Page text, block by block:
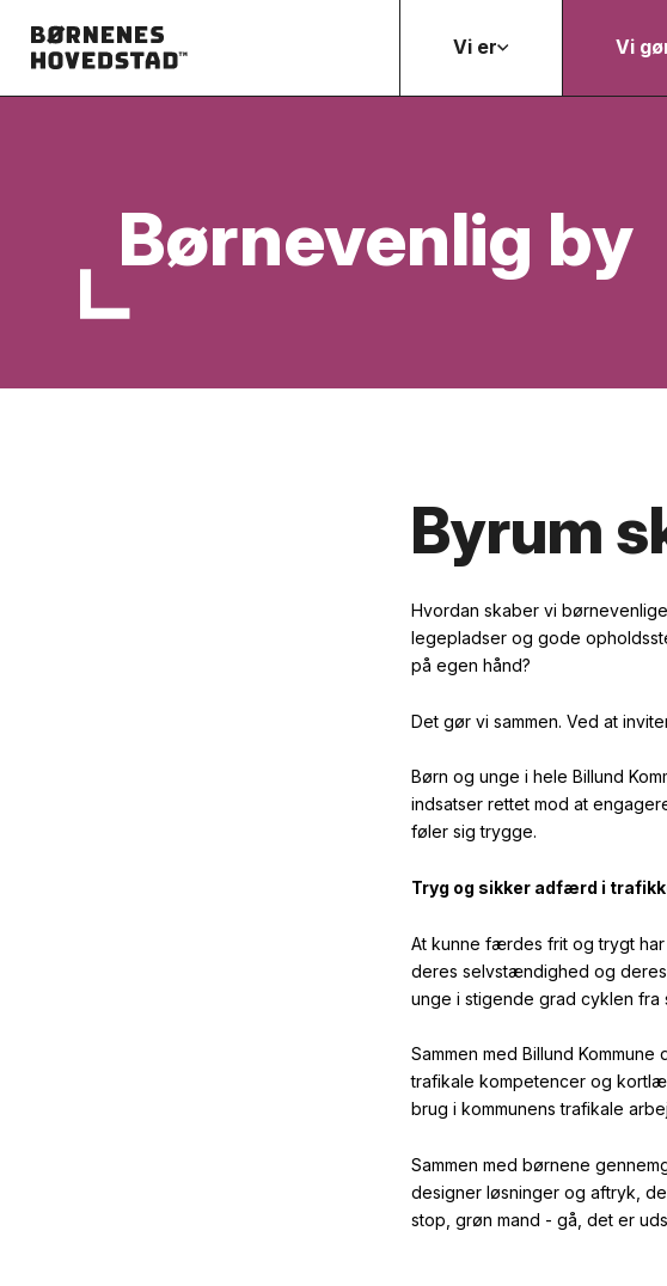
Vi er Vi
Børnevenlig by
Byrum
Hvordan skaber vi
legepladser og gode
på egen hånd?
Det gør vi sammen. Ved at
Børn og unge i hele Billund
indsatser rettet mod at
føler sig trygge.
Tryg og sikker adfærd i
At kunne færdes frit og trygt
deres selvstændighed og
unge i stigende grad cyklen fra
Sammen med Billund
trafikale kompetencer og
brug i kommunens trafikale
Sammen med børnene
designer løsninger og aftryk,
stop, grøn mand - gå, det er